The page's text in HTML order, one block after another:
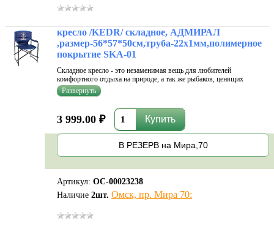
кресло /KEDR/ складное, АДМИРАЛ
,размер-56*57*50см,труба-22х1мм,полимерное
покрытие SKA-01
Складное кресло - это незаменимая вещь для любителей
комфортного отдыха на природе, а так же рыбаков, ценящих
удобство.Каркас кресла выполнен из стальных трубок диаметром
2,2см. Особая конструкция кресла позволяет складывать его до
3 999.00 ₽
В РЕЗЕРВ на Мира,70
Артикул: ОС-00023238
Наличие 2шт. Омск, пр. Мира 70: